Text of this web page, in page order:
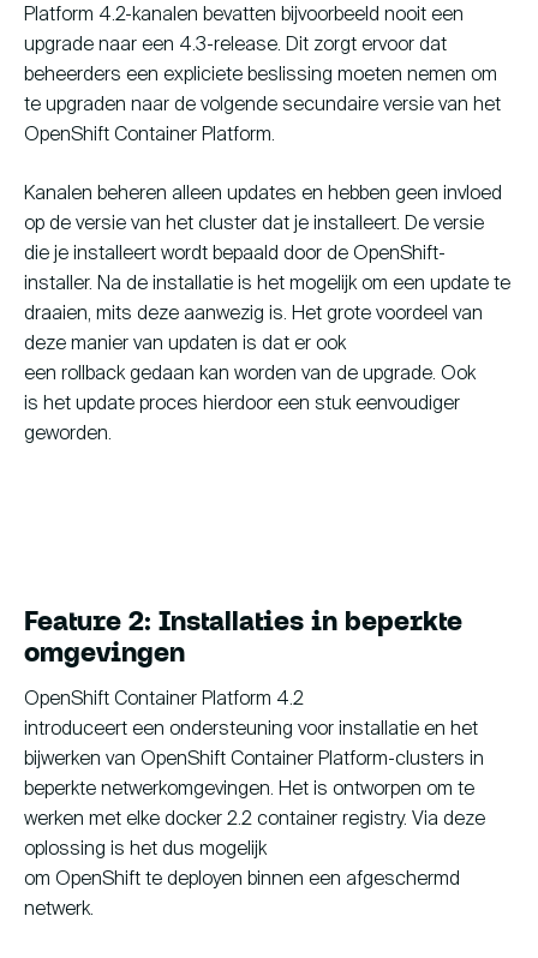
Platform 4.2-kanalen bevatten bijvoorbeeld nooit een
upgrade naar een 4.3-release. Dit zorgt ervoor dat
beheerders een expliciete beslissing moeten nemen om
te upgraden naar de volgende secundaire versie van het
OpenShift Container Platform.
Kanalen beheren alleen updates en hebben geen invloed
op de versie van het cluster dat je installeert. De versie
die je installeert wordt bepaald door de OpenShift-
installer. Na de installatie is het mogelijk om een update te
draaien, mits deze aanwezig is. Het grote voordeel van
deze manier van updaten is dat er ook
een rollback gedaan kan worden van de upgrade. Ook
is het update proces hierdoor een stuk eenvoudiger
geworden.
Feature 2: Installaties in beperkte
omgevingen
OpenShift Container Platform 4.2
introduceert een ondersteuning voor installatie en het
bijwerken van OpenShift Container Platform-clusters in
beperkte netwerkomgevingen. Het is ontworpen om te
werken met elke docker 2.2 container registry. Via deze
oplossing is het dus mogelijk
om OpenShift te deployen binnen een afgeschermd
netwerk.